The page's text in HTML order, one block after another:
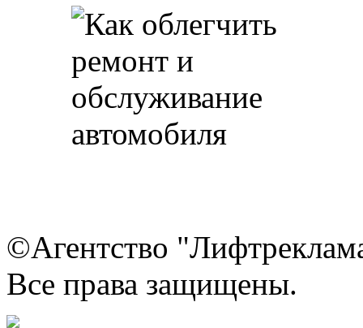
©Агентство
Все права защищены.